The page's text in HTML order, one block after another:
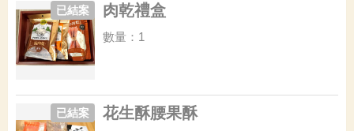
肉乾禮盒
已結案
數量：1
花生酥腰果酥
已結案